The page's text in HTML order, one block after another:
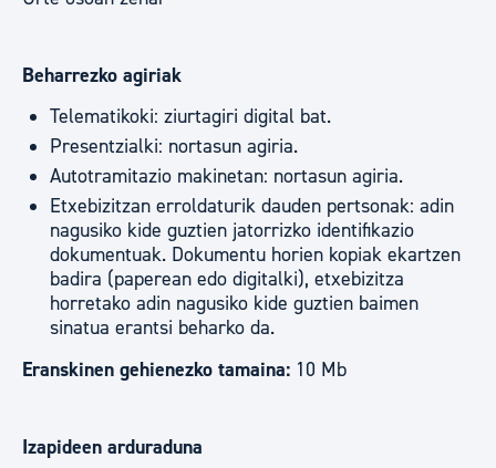
Beharrezko agiriak
Telematikoki: ziurtagiri digital bat.
Presentzialki: nortasun agiria.
Autotramitazio makinetan: nortasun agiria.
Etxebizitzan erroldaturik dauden pertsonak: adin
nagusiko kide guztien jatorrizko identifikazio
dokumentuak. Dokumentu horien kopiak ekartzen
badira (paperean edo digitalki), etxebizitza
horretako adin nagusiko kide guztien baimen
sinatua erantsi beharko da.
Eranskinen gehienezko tamaina: 10 Mb
Izapideen arduraduna